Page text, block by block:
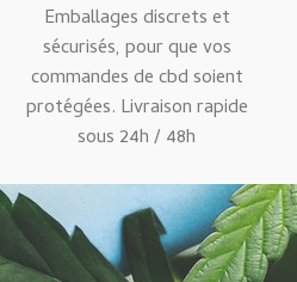
Emballages discrets et
sécurisés, pour que vos
commandes de cbd soient
protégées. Livraison rapide
sous 24h / 48h